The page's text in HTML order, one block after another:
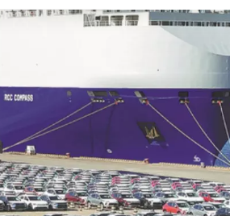
Español
Português
عربي
kiswahili